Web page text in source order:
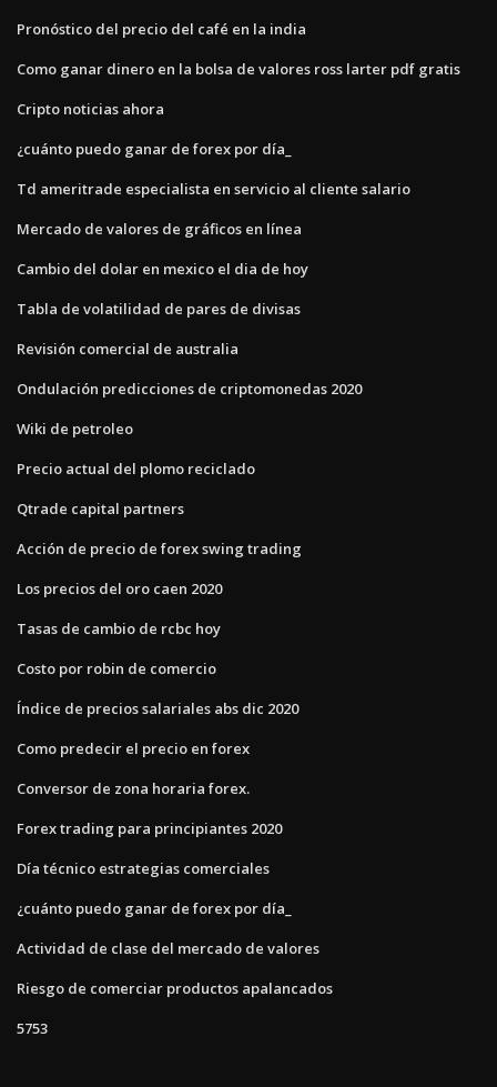
Pronóstico del precio del café en la india
Como ganar dinero en la bolsa de valores ross larter pdf gratis
Cripto noticias ahora
¿cuánto puedo ganar de forex por día_
Td ameritrade especialista en servicio al cliente salario
Mercado de valores de gráficos en línea
Cambio del dolar en mexico el dia de hoy
Tabla de volatilidad de pares de divisas
Revisión comercial de australia
Ondulación predicciones de criptomonedas 2020
Wiki de petroleo
Precio actual del plomo reciclado
Qtrade capital partners
Acción de precio de forex swing trading
Los precios del oro caen 2020
Tasas de cambio de rcbc hoy
Costo por robin de comercio
Índice de precios salariales abs dic 2020
Como predecir el precio en forex
Conversor de zona horaria forex.
Forex trading para principiantes 2020
Día técnico estrategias comerciales
¿cuánto puedo ganar de forex por día_
Actividad de clase del mercado de valores
Riesgo de comerciar productos apalancados
5753